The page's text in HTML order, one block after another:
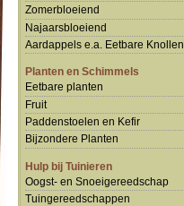
Zomerbloeiend
Najaarsbloeiend
Aardappels e.a. Eetbare Knollen
Planten en Schimmels
Eetbare planten
Fruit
Paddenstoelen en Kefir
Bijzondere Planten
Hulp bij Tuinieren
Oogst- en Snoeigereedschap
Tuingereedschappen